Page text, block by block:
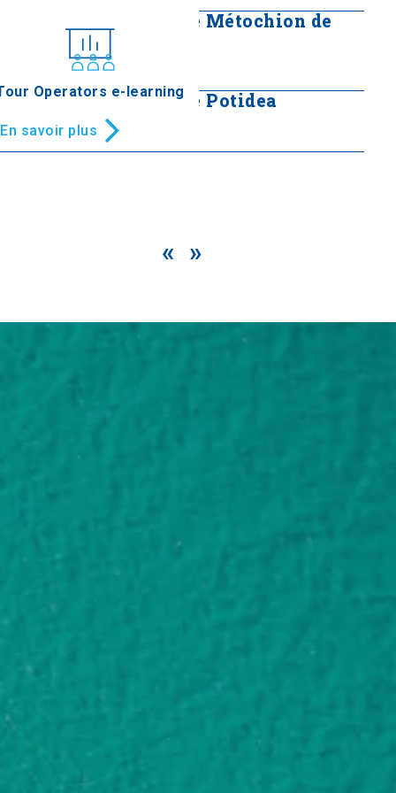
Operators e-learning
Tour du Monastère de Métochion de
Zografou
En savoir plus
Site archéologique de Potidea
En savoir plus
« »